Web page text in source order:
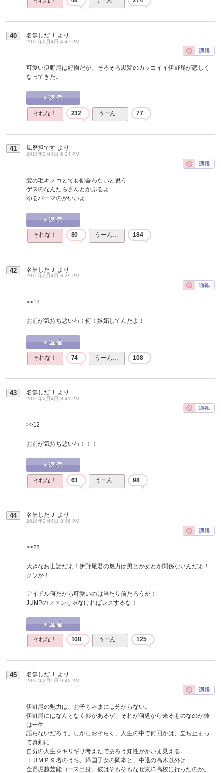
40 名無しだＪ より
2016年2月4日 4:47 PM
可愛い伊野尾は好物だが、そろそろ黒髪のカッコイイ伊野尾が恋しく
なってきた。
それな！ 232 うーん… 77
41 風磨担です より
2016年2月4日 6:24 PM
髪の毛キノコとても似合わないと思う
ゲスのなんたらさんとかぶるよ
ゆるパーマのがいいよ
それな！ 80 うーん… 184
42 名無しだＪ より
2016年2月4日 8:39 PM
>>12
お前が気持ち悪いわ！何！嫉妬してんだよ！
それな！ 74 うーん… 108
43 名無しだＪ より
2016年2月4日 8:41 PM
>>12
お前が気持ち悪いわ！！！
それな！ 63 うーん… 98
44 名無しだＪ より
2016年2月4日 8:46 PM
>>28
大きなお世話だよ！伊野尾君の魅力は男とか女とか関係ないんだよ！
クソが！
アイドル何だから可愛いのは当たり前だろうが！
JUMPのファンじゃなければレスするな！
それな！ 108 うーん… 125
45 名無しだＪ より
2016年2月5日 9:42 PM
伊野尾の魅力は、お子ちゃまには分からない。
伊野尾にはなんとなく影があるが、それが何処から来るものなのか彼
は一生
語らないだろう。しかしおそらく、人生の中で何回かは、立ち止まっ
て真剣に
自分の人生をギリギリ考えたであろう知性がかいま見える。
ＪＵＭＰ９名のうち、帰国子女の岡本と、中退の高木以外は
全員堀越芸能コース出身。彼はそもそもなぜ東洋高校に行ったのか。